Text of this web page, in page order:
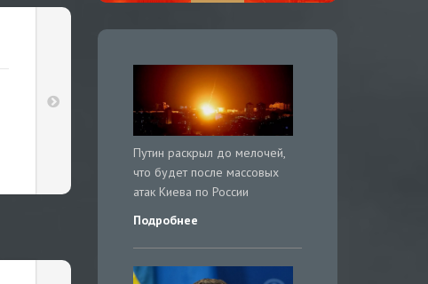
Путин раскрыл до мелочей,
что будет после массовых
атак Киева по России
Подробнее